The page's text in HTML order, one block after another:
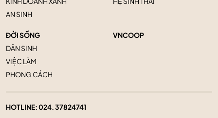
AN SINH
ĐỜI SỐNG
DÂN SINH
VIỆC LÀM
PHONG CÁCH
VNCOOP
HOTLINE:024. 37824741